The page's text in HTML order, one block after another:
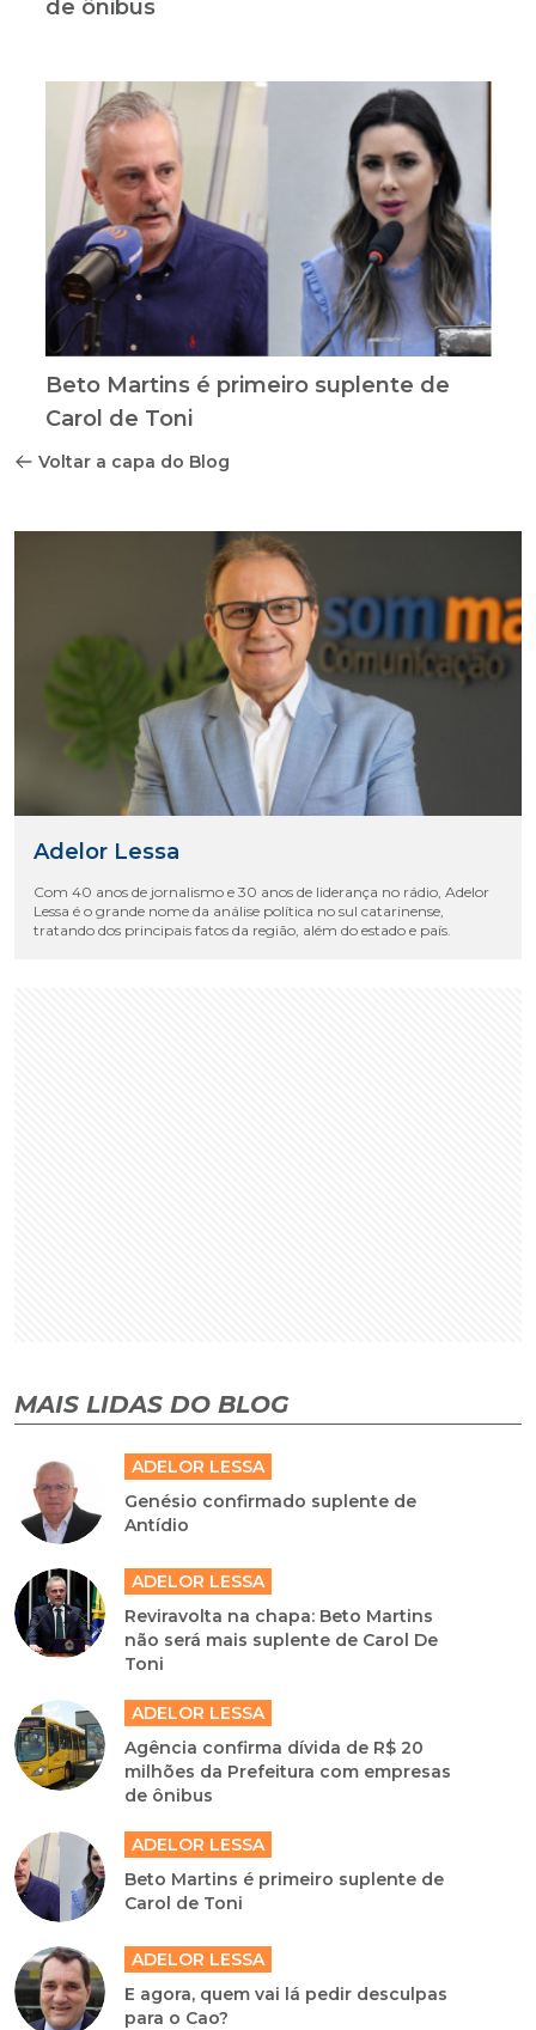
de ônibus
Beto Martins é primeiro suplente de
Carol de Toni
Voltar a capa do Blog
Adelor Lessa
Com 40 anos de jornalismo e 30 anos de liderança no rádio, Adelor
Lessa é o grande nome da análise política no sul catarinense,
tratando dos principais fatos da região, além do estado e país.
MAIS LIDAS DO BLOG
ADELOR LESSA
Genésio confirmado suplente de
Antídio
ADELOR LESSA
Reviravolta na chapa: Beto Martins
não será mais suplente de Carol De
Toni
ADELOR LESSA
Agência confirma dívida de R$ 20
milhões da Prefeitura com empresas
de ônibus
ADELOR LESSA
Beto Martins é primeiro suplente de
Carol de Toni
ADELOR LESSA
E agora, quem vai lá pedir desculpas
para o Cao?